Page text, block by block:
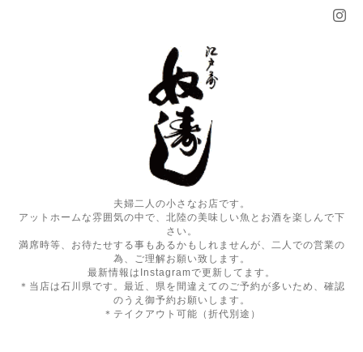
夫婦二人の小さなお店です。
アットホームな雰囲気の中で、北陸の美味しい魚とお酒を楽しんで下
さい。
満席時等、お待たせする事もあるかもしれませんが、二人での営業の
為、ご理解お願い致します。
最新情報はInstagramで更新してます。
＊当店は石川県です。最近、県を間違えてのご予約が多いため、確認
のうえ御予約お願いします。
＊テイクアウト可能（折代別途）